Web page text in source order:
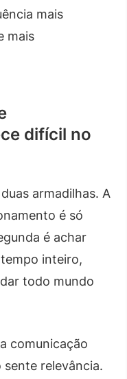
mais
mais
difícil no
armadilhas. A
é só
é achar
inteiro,
todo mundo
comunicação
sente relevância.